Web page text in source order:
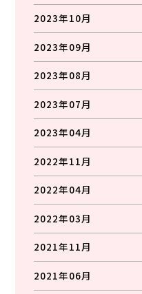
2023年10月
2023年09月
2023年08月
2023年07月
2023年04月
2022年11月
2022年04月
2022年03月
2021年11月
2021年06月